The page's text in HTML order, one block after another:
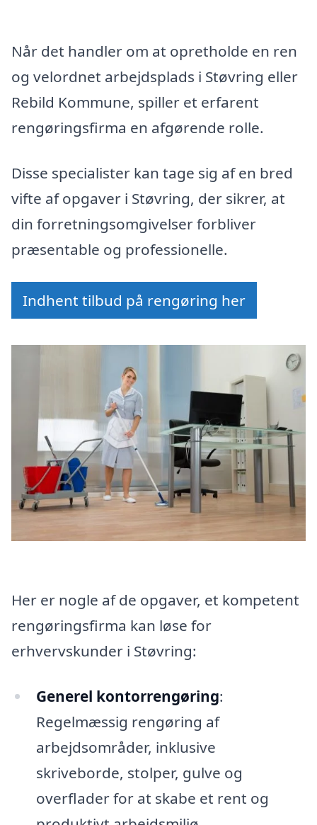
Når det handler om at opretholde en ren
og velordnet arbejdsplads i Støvring eller
Rebild Kommune, spiller et erfarent
rengøringsfirma en afgørende rolle.
Disse specialister kan tage sig af en bred
vifte af opgaver i Støvring, der sikrer, at
din forretningsomgivelser forbliver
præsentable og professionelle.
Indhent tilbud på rengøring her
Her er nogle af de opgaver, et kompetent
rengøringsfirma kan løse for
erhvervskunder i Støvring:
Generel kontorrengøring:
Regelmæssig rengøring af
arbejdsområder, inklusive
skriveborde, stolper, gulve og
overflader for at skabe et rent og